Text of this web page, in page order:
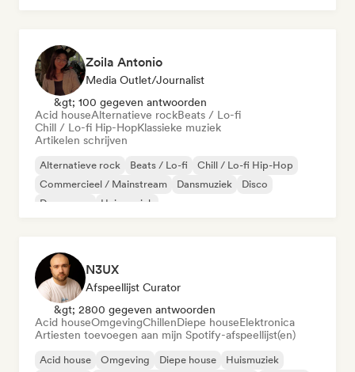
Zoila Antonio
Media Outlet/Journalist
&gt; 100 gegeven antwoorden
Acid houseAlternatieve rockBeats / Lo-fi
Chill / Lo-fi Hip-HopKlassieke muziek
Artikelen schrijven
Alternatieve rock Beats / Lo-fi
Chill / Lo-fi Hip-Hop
Commercieel / Mainstream
Dansmuziek
Disco
Droompop
Huismuziek
N3UX
Afspeellijst Curator
&gt; 2800 gegeven antwoorden
Acid houseOmgevingChillenDiepe houseElektronica
Artiesten toevoegen aan mijn Spotify-afspeellijst(en)
Acid house Omgeving Diepe house
Huismuziek